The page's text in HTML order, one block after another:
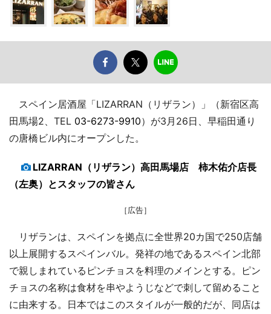
スペイン居酒屋「LIZARRAN（リザラン）」（新宿区高
田馬場2、TEL 03-6273-9910）が3月26日、早稲田通り
の唐橋ビル内にオープンした。
LIZARRAN（リザラン）高田馬場店 柿木佑介店長
（左奥）とスタッフの皆さん
［広告］
リザランは、スペインを拠点に全世界20カ国で250店舗
以上展開するスペインバル。発祥の地であるスペイン北部
で親しまれているピンチョスを料理のメインとする。ピン
チョスの名称は食材を串やようじなどで刺して留めること
に由来する。日本ではこのスタイルが一般的だが、同店は